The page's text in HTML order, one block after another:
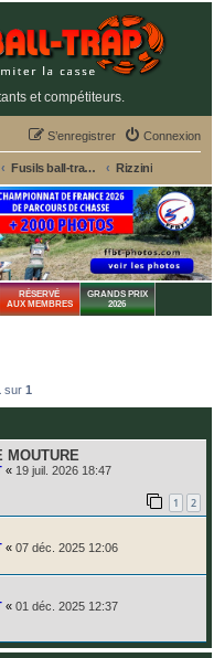
et compétiteurs.
Connexion
S’enregistrer
Fusils ball-trap, chokes et entretien Rizzini
RÉSERVÉ
AUX MEMBRES
GRANDS PRIX
2026
sur 1
MOUTURE
« 19 juil. 2026 18:47
1 2
« 07 déc. 2025 12:06
« 01 déc. 2025 12:37